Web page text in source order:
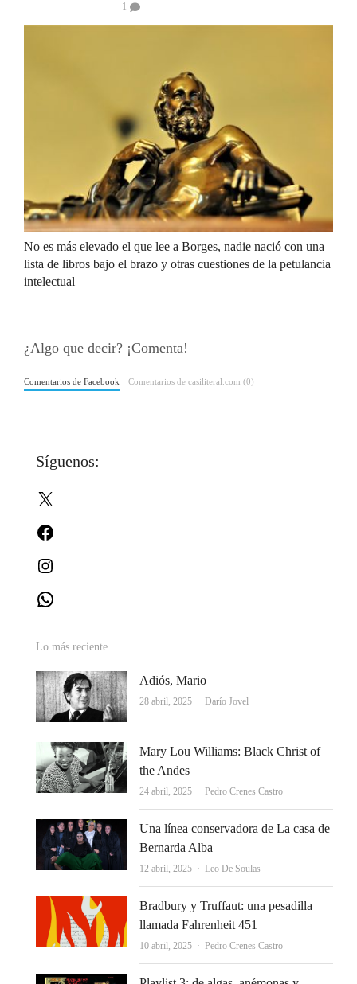
1
No es más elevado el que lee a Borges, nadie nació con una
lista de libros bajo el brazo y otras cuestiones de la petulancia
intelectual
¿Algo que decir? ¡Comenta!
Comentarios de Facebook Comentarios de casiliteral.com (0)
Síguenos:
Lo más reciente
Adiós, Mario
28 abril, 2025 Autor
Darío Jovel
Mary Lou Williams: Black Christ of
the Andes
24 abril, 2025 Autor
Pedro Crenes Castro
Una línea conservadora de La casa de
Bernarda Alba
12 abril, 2025 Autor
Leo De Soulas
Bradbury y Truffaut: una pesadilla
llamada Fahrenheit 451
10 abril, 2025 Autor
Pedro Crenes Castro